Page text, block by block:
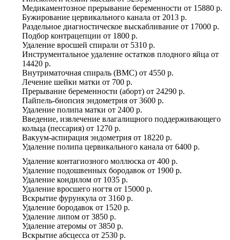
Медикаментозное прерывание беременности от 15880 р.
Бужирование цервикального канала от 2013 р.
Раздельное диагностическое выскабливание от 17000 р.
Подбор контрацепции от 1800 р.
Удаление вросшей спирали от 5310 р.
Инструментальное удаление остатков плодного яйца от
14420 р.
Внутриматочная спираль (ВМС) от 4550 р.
Лечение шейки матки от 700 р.
Прерывание беременности (аборт) от 24290 р.
Пайпель-биопсия эндометрия от 3600 р.
Удаление полипа матки от 2400 р.
Введение, извлечение влагалищного поддерживающего
кольца (пессария) от 1270 р.
Вакуум-аспирация эндометрия от 18220 р.
Удаление полипа цервикального канала от 6400 р.
Удаление контагиозного моллюска от 400 р.
Удаление подошвенных бородавок от 1900 р.
Удаление кондилом от 1035 р.
Удаление вросшего ногтя от 15000 р.
Вскрытие фурункула от 3160 р.
Удаление бородавок от 1520 р.
Удаление липом от 3850 р.
Удаление атеромы от 3850 р.
Вскрытие абсцесса от 2530 р.